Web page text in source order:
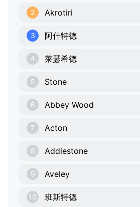
2 Akrotiri
3 阿什特德
4 莱瑟希德
5 Stone
6 Abbey Wood
7 Acton
8 Addlestone
9 Aveley
10 班斯特德